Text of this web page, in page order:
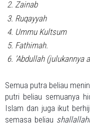
Zainab
Ruqayyah
Ummu Kultsum
Fathimah.
'Abdullah (julukannya
Semua putra beliau
putri beliau semuanya
Islam dan juga ikut
semasa beliau